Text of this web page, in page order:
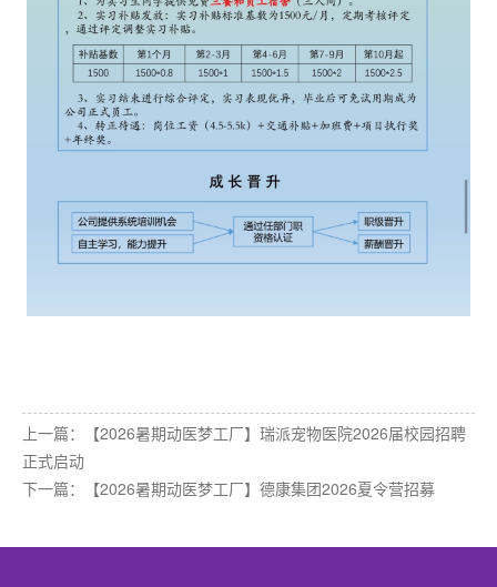
上一篇：
【2026暑期动医梦工厂】瑞派宠物医院2026届校园招聘
正式启动
下一篇：
【2026暑期动医梦工厂】德康集团2026夏令营招募